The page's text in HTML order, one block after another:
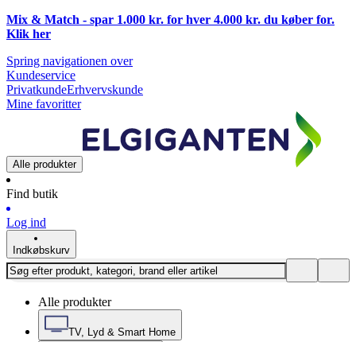
Mix & Match - spar 1.000 kr. for hver 4.000 kr. du køber for.
Klik her
Spring navigationen over
Kundeservice
PrivatkundeErhvervskunde
Mine favoritter
Alle produkter
Find butik
Log ind
Indkøbskurv
Alle produkter
TV, Lyd & Smart Home